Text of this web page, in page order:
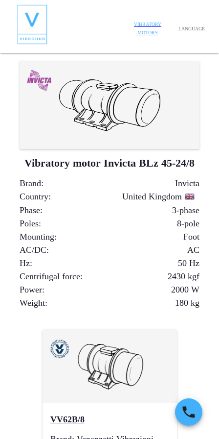
VIBRATORY
MOTORS
LANGUAGE
Vibratory motor Invicta BLz 45-24/8
Brand:
Invicta
Country:
United Kingdom
Phase:
3-phase
Poles:
8-pole
Mounting:
Foot
AC/DC:
AC
Hz:
50 Hz
Centrifugal force: 2430 kgf
Power: 2000 W
Weight: 180 kg
VV62B/8